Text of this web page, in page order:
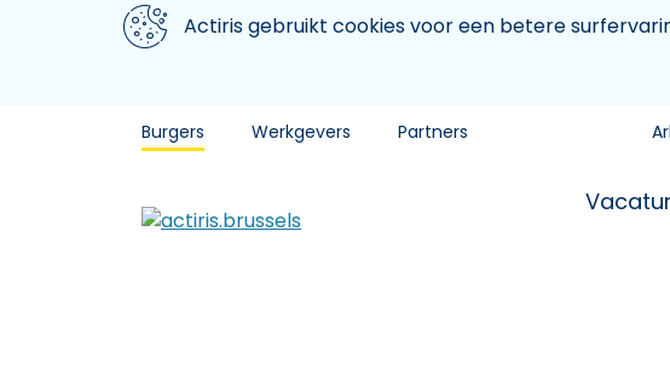
Aller au contenu principal
We gebruiken cookiesActiris gebruikt cookies voor een betere
Burgers Werkgevers Partners